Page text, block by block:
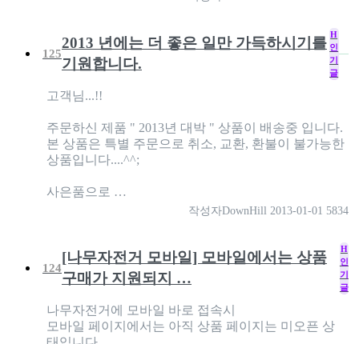
125
2013 년에는 더 좋은 일만 가득하시기를
기원합니다.
H
인
기
글
고객님...!!
주문하신 제품 " 2013년 대박 " 상품이 배송중 입니다.
본 상품은 특별 주문으로 취소, 교환, 환불이 불가능한
상품입니다....^^;
사은품으로 …
작성자DownHill 2013-01-01 5834
124
[나무자전거 모바일] 모바일에서는 상품
구매가 지원되지 …
H
인
기
글
나무자전거에 모바일 바로 접속시
모바일 페이지에서는 아직 상품 페이지는 미오픈 상